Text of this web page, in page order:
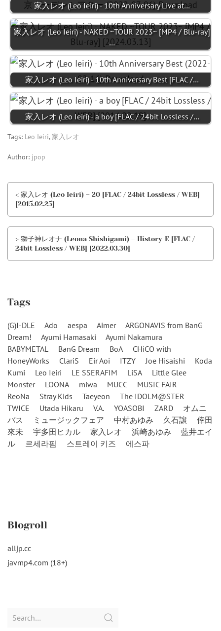
家入レオ (Leo Ieiri) - 10th Anniversary Live at…
家入レオ (Leo Ieiri) - NAKED ~TOUR 2023~ [MP4 / Blu-ray]
…
家入レオ (Leo Ieiri) - 10th Anniversary Best [FLAC /…
家入レオ (Leo Ieiri) - a boy [FLAC / 24bit Lossless /…
Tags: Leo Ieiri,家入レオ
Author: jpop
< 家入レオ (Leo Ieiri) – 20 [FLAC / 24bit Lossless / WEB]
[2015.02.25]
> 獅子神レオナ (Leona Shishigami) – History_E [FLAC /
24bit Lossless / WEB] [2022.03.30]
Tags
(G)I-DLE Ado aespa Aimer
ARGONAVIS from BanG
Dream!
Ayumi Hamasaki
Ayumi Nakamura
BABYMETAL
BanG Dream BoA
CHiCO with
HoneyWorks
ClariS Eir Aoi ITZY Joe Hisaishi
Koda
Kumi
Leo Ieiri LE SSERAFIM LiSA
Little Glee
Monster
LOONA miwa MUCC
MUSIC FAIR
ReoNa
Stray Kids Taeyeon
The IDOLM@STER
TWICE
Utada Hikaru V.A. YOASOBI ZARD
オムニ
バス
ミュージックフェア 中村あゆみ 久石譲
倖田
來未
宇多田ヒカル 家入レオ 浜崎あゆみ
藍井エイ
ル
르세라핌 스트레이 키즈 에스파
Blogroll
alljp.cc
javmp4.com (18+)
Search